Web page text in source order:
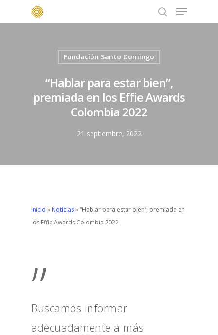
search
Menu
Fundación Santo Domingo
“Hablar para estar bien”,
premiada en los Effie Awards
Colombia 2022
21 septiembre, 2022
Inicio » Noticias»“Hablar para estar bien”, premiada en
los Effie Awards Colombia 2022
”
Buscamos informar
adecuadamente a más